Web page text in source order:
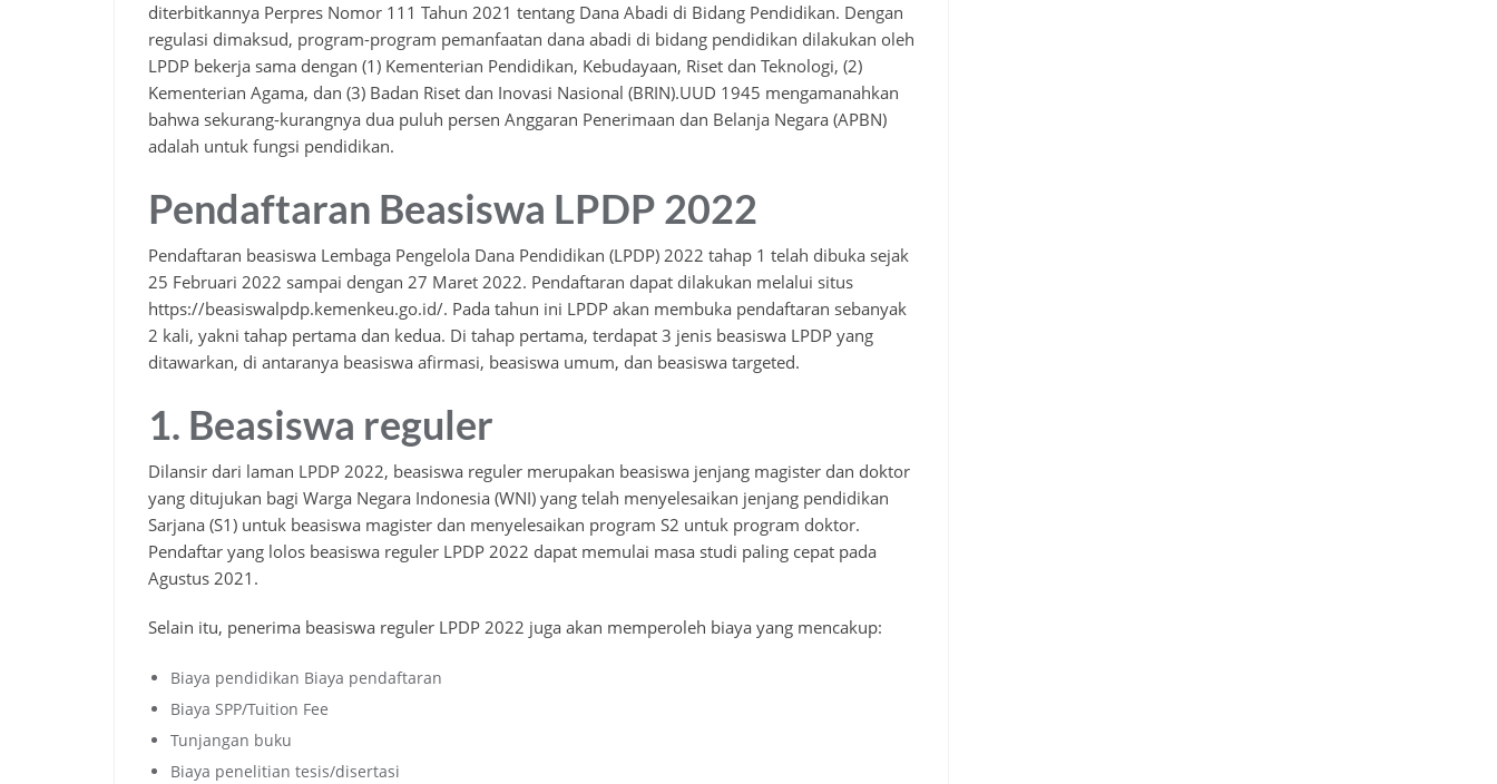
diterbitkannya Perpres Nomor 111 Tahun 2021 tentang Dana Abadi di Bidang Pendidikan. Dengan
regulasi dimaksud, program-program pemanfaatan dana abadi di bidang pendidikan dilakukan oleh
LPDP bekerja sama dengan (1) Kementerian Pendidikan, Kebudayaan, Riset dan Teknologi, (2)
Kementerian Agama, dan (3) Badan Riset dan Inovasi Nasional (BRIN).UUD 1945 mengamanahkan
bahwa sekurang-kurangnya dua puluh persen Anggaran Penerimaan dan Belanja Negara (APBN)
adalah untuk fungsi pendidikan.
Pendaftaran Beasiswa LPDP 2022
Pendaftaran beasiswa Lembaga Pengelola Dana Pendidikan (LPDP) 2022 tahap 1 telah dibuka sejak
25 Februari 2022 sampai dengan 27 Maret 2022. Pendaftaran dapat dilakukan melalui situs
https://beasiswalpdp.kemenkeu.go.id/. Pada tahun ini LPDP akan membuka pendaftaran sebanyak
2 kali, yakni tahap pertama dan kedua. Di tahap pertama, terdapat 3 jenis beasiswa LPDP yang
ditawarkan, di antaranya beasiswa afirmasi, beasiswa umum, dan beasiswa targeted.
1. Beasiswa reguler
Dilansir dari laman LPDP 2022, beasiswa reguler merupakan beasiswa jenjang magister dan doktor
yang ditujukan bagi Warga Negara Indonesia (WNI) yang telah menyelesaikan jenjang pendidikan
Sarjana (S1) untuk beasiswa magister dan menyelesaikan program S2 untuk program doktor.
Pendaftar yang lolos beasiswa reguler LPDP 2022 dapat memulai masa studi paling cepat pada
Agustus 2021.
Selain itu, penerima beasiswa reguler LPDP 2022 juga akan memperoleh biaya yang mencakup:
Biaya pendidikan Biaya pendaftaran
Biaya SPP/Tuition Fee
Tunjangan buku
Biaya penelitian tesis/disertasi